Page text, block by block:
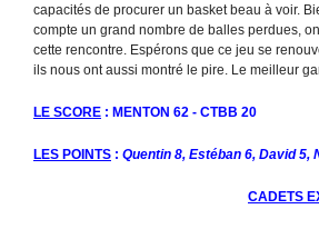
capacités de procurer un basket beau à voir.
compte un grand nombre de balles perdues,
cette rencontre. Espérons que ce jeu se
ils nous ont aussi montré le pire. Le meilleur
LE SCORE : MENTON 62 - CTBB 20
LES POINTS : Quentin 8, Estéban 6, David 5,
CADETS